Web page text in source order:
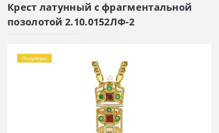
Крест латунный с фрагментальной
позолотой 2.10.0152ЛФ-2
Популярні